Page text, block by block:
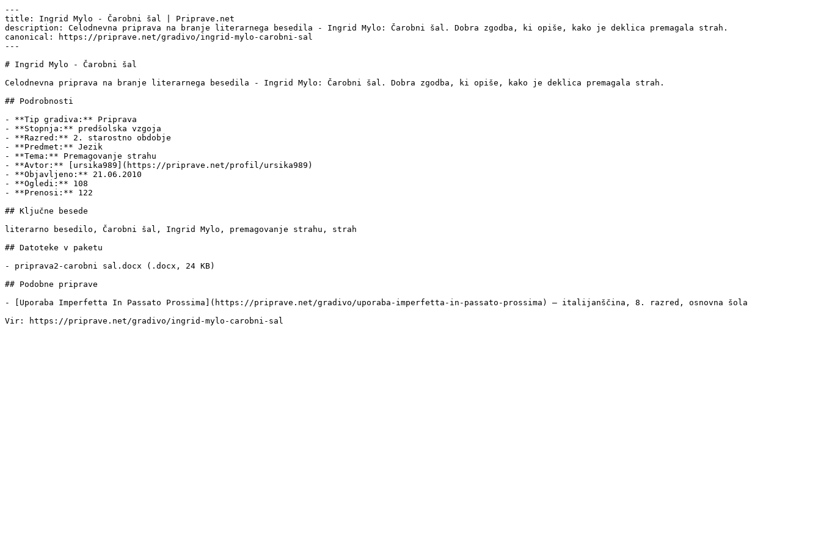
---
title: Ingrid Mylo - Čarobni šal | Priprave.net
description: Celodnevna priprava na branje literarnega besedila - Ingrid Mylo: Čarobni šal. Dobra zgodba, ki opiše, kako je deklica premagala strah.
canonical: https://priprave.net/gradivo/ingrid-mylo-carobni-sal
---
# Ingrid Mylo - Čarobni šal
Celodnevna priprava na branje literarnega besedila - Ingrid Mylo: Čarobni šal. Dobra zgodba, ki opiše, kako je deklica premagala strah.
## Podrobnosti
- **Tip gradiva:** Priprava
- **Stopnja:** predšolska vzgoja
- **Razred:** 2. starostno obdobje
- **Predmet:** Jezik
- **Tema:** Premagovanje strahu
- **Avtor:** [ursika989](https://priprave.net/profil/ursika989)
- **Objavljeno:** 21.06.2010
- **Ogledi:** 108
- **Prenosi:** 122
## Ključne besede
literarno besedilo, Čarobni šal, Ingrid Mylo, premagovanje strahu, strah
## Datoteke v paketu
- priprava2-carobni sal.docx (.docx, 24 KB)
## Podobne priprave
- [Uporaba Imperfetta In Passato Prossima](https://priprave.net/gradivo/uporaba-imperfetta-in-passato-prossima) — italijanščina, 8. razred, osnovna šola